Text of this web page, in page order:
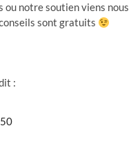
ou notre soutien viens nous
sont gratuits
: